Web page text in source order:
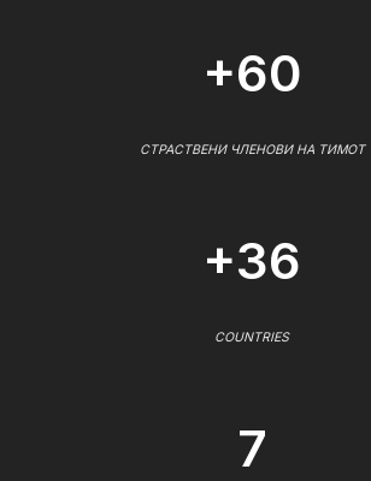
+60
СТРАСТВЕНИ ЧЛЕНОВИ НА ТИМОТ
+36
COUNTRIES
7